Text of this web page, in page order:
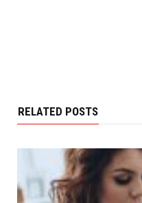
RELATED POSTS